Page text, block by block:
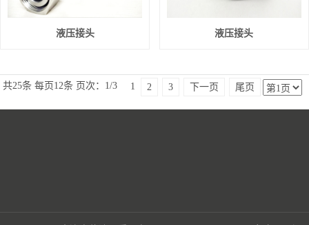
液压接头 液压接头
共25条 每页12条 页次：1/3 1 2 3 下一页 尾页